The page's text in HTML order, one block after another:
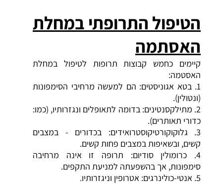
הטיפול התרופתי במחלת
האסתמה
קיימים כחמש קבוצות תרופות לטיפול במחלת
האסטמה:
1. בטא אגוניסטים: הם למעשה מרחיבי הסימפונות
(ונטולין).
2. מתילקסנטינים: בדומה לתאופלים ונגזרותיו, (כמו:
כדורי תאותרים).
3. גלוקוקורטיקוסטרואידים: בכדורים - במצבים
קשים, ובשאיפות במצבים פחות קשים.
4. כרומולין סודיום: תרופה זו אינה מרחיבה
סימפונות, אך בהשפעתה למניעת התקפים.
5. אנטי-כולינרגים: אטרופין וניגזרותיו.